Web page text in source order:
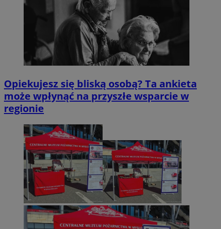
Opiekujesz się bliską osobą? Ta ankieta
może wpłynąć na przyszłe wsparcie w
regionie